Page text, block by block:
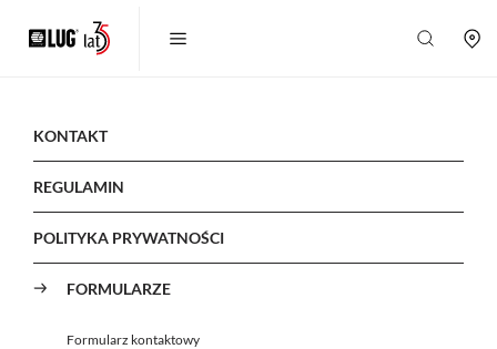
KONTAKT
REGULAMIN
POLITYKA PRYWATNOŚCI
FORMULARZE
Formularz kontaktowy